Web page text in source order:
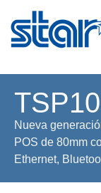
Nueva
POS de 80mm
Ethernet,